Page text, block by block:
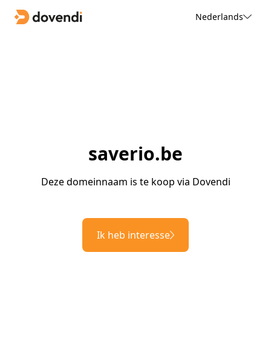
Nederlands
saverio.be
Deze domeinnaam is te koop via Dovendi
Ik heb interesse